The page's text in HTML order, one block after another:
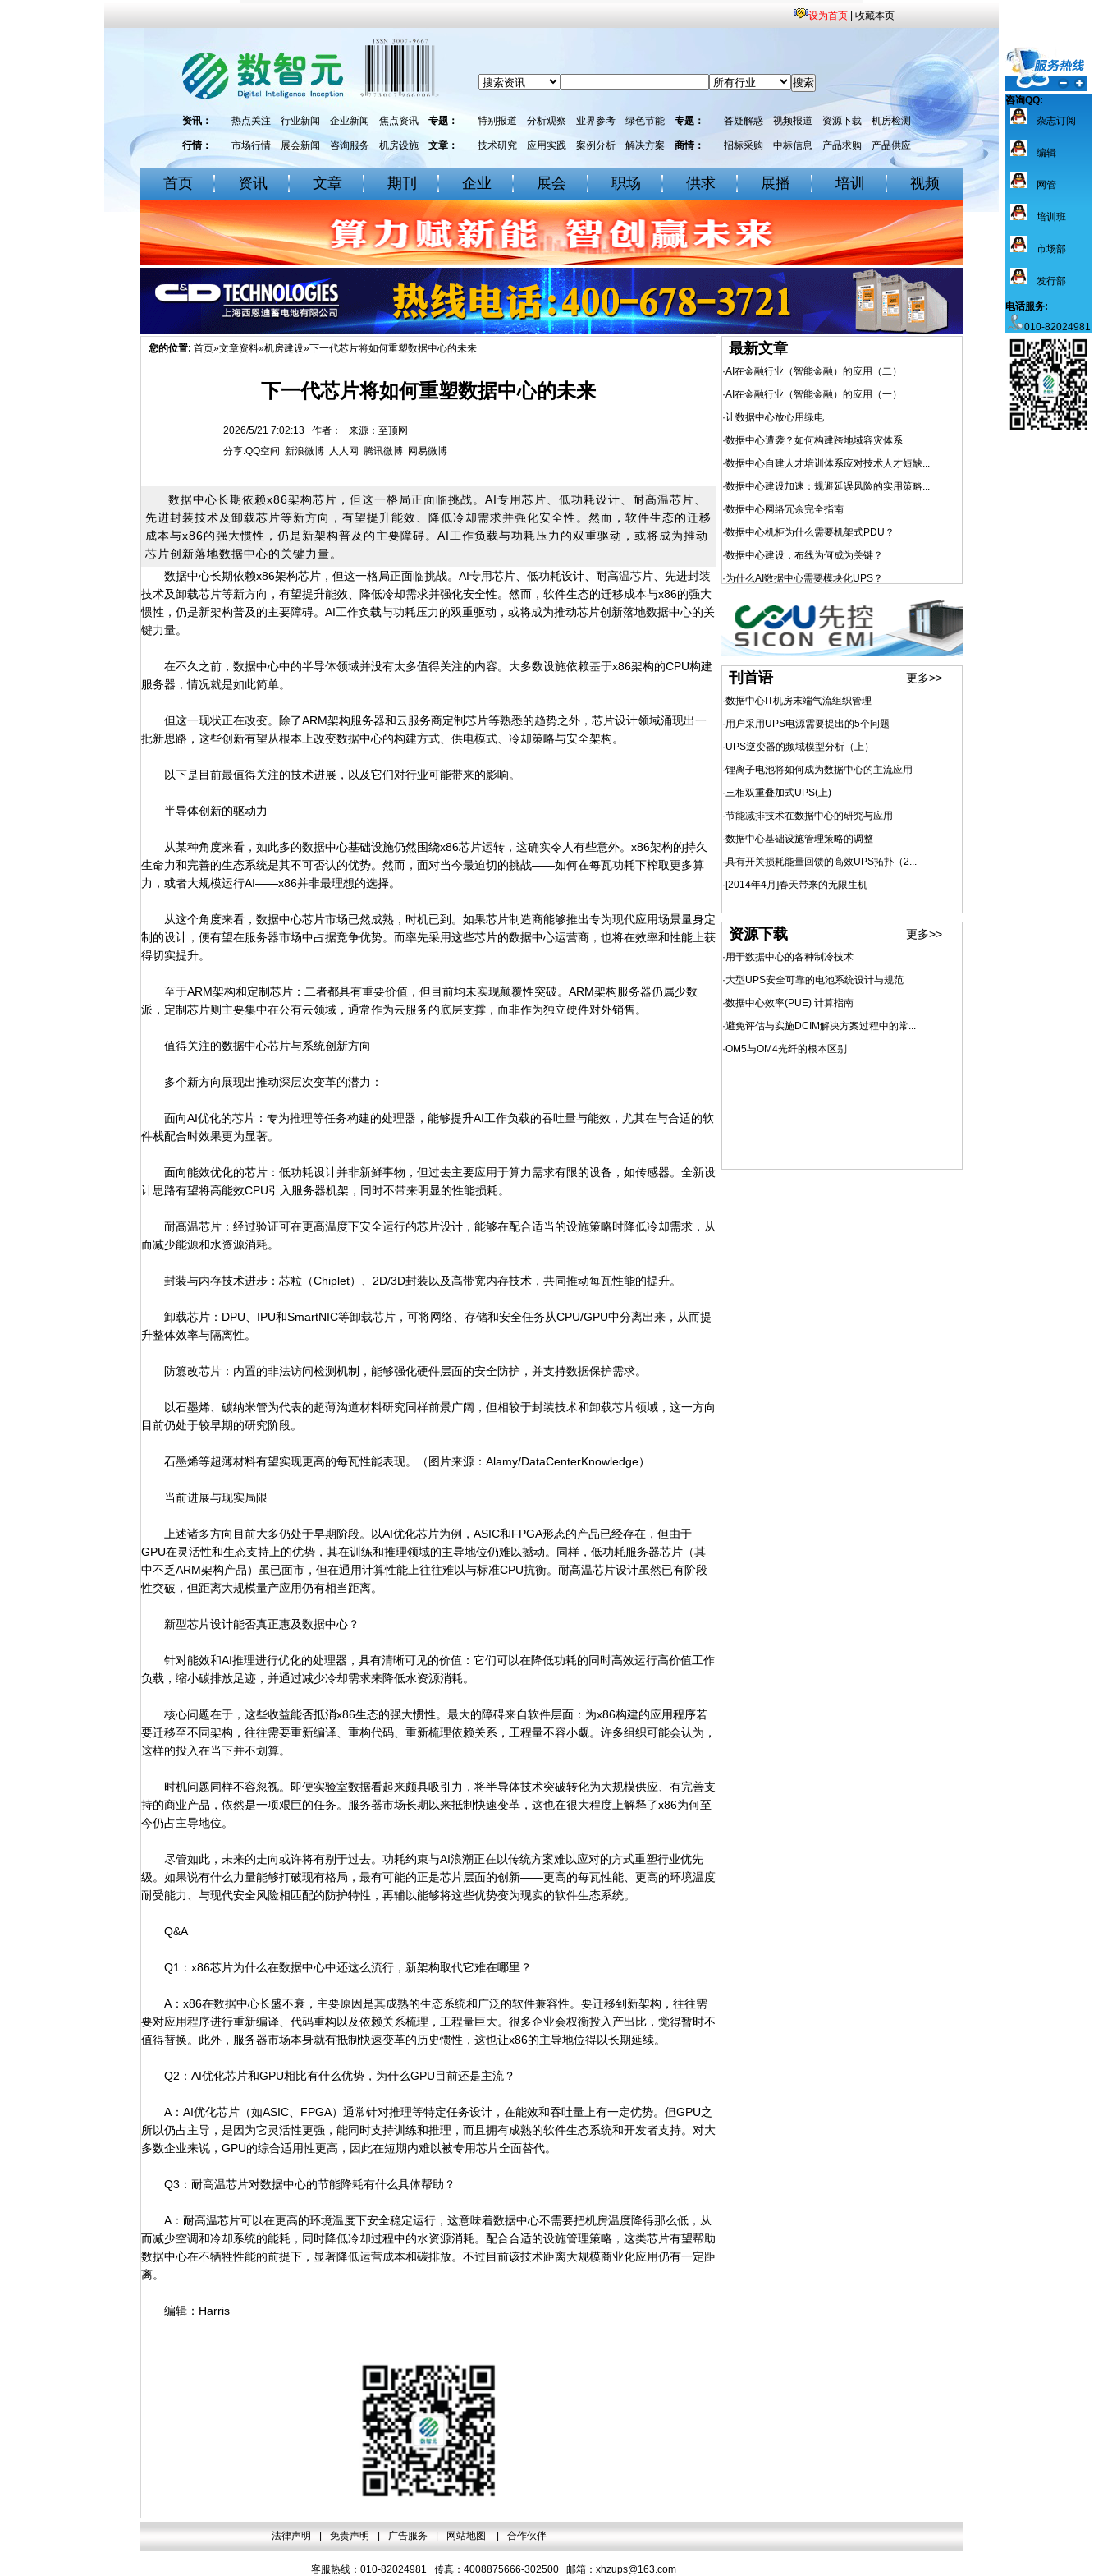
咨询QQ:
杂志订阅
编辑
网管
培训班
市场部
发行部
电话服务:
010-82024981
设为首页 收藏本页
资讯： 热点关注 行业新闻 企业新闻 焦点资讯 专题： 特别报道 分析观察 业界参考 绿色节能 专题： 答疑解惑 视频报道 资源下载 机房检测
行情： 市场行情 展会新闻 咨询服务 机房设施 文章： 技术研究 应用实践 案例分析 解决方案 商情： 招标采购 中标信息 产品求购 产品供应
首页 资讯 文章 期刊 企业 展会 职场 供求 展播 培训 视频
您的位置: 首页»文章资料»机房建设»下一代芯片将如何重塑数据中心的未来
下一代芯片将如何重塑数据中心的未来
2026/5/21 7:02:13 作者： 来源：至顶网
分享:QQ空间 新浪微博 人人网 腾讯微博 网易微博
数据中心长期依赖x86架构芯片，但这一格局正面临挑战。AI专用芯片、低功耗设计、耐高温芯片、
先进封装技术及卸载芯片等新方向，有望提升能效、降低冷却需求并强化安全性。然而，软件生态的迁移
成本与x86的强大惯性，仍是新架构普及的主要障碍。AI工作负载与功耗压力的双重驱动，或将成为推动
芯片创新落地数据中心的关键力量。
数据中心长期依赖x86架构芯片，但这一格局正面临挑战。AI专用芯片、低功耗设计、耐高温芯片、先进封装
技术及卸载芯片等新方向，有望提升能效、降低冷却需求并强化安全性。然而，软件生态的迁移成本与x86的强大
惯性，仍是新架构普及的主要障碍。AI工作负载与功耗压力的双重驱动，或将成为推动芯片创新落地数据中心的关
键力量。
在不久之前，数据中心中的半导体领域并没有太多值得关注的内容。大多数设施依赖基于x86架构的CPU构建
服务器，情况就是如此简单。
但这一现状正在改变。除了ARM架构服务器和云服务商定制芯片等熟悉的趋势之外，芯片设计领域涌现出一
批新思路，这些创新有望从根本上改变数据中心的构建方式、供电模式、冷却策略与安全架构。
以下是目前最值得关注的技术进展，以及它们对行业可能带来的影响。
半导体创新的驱动力
从某种角度来看，如此多的数据中心基础设施仍然围绕x86芯片运转，这确实令人有些意外。x86架构的持久
生命力和完善的生态系统是其不可否认的优势。然而，面对当今最迫切的挑战——如何在每瓦功耗下榨取更多算
力，或者大规模运行AI——x86并非最理想的选择。
从这个角度来看，数据中心芯片市场已然成熟，时机已到。如果芯片制造商能够推出专为现代应用场景量身定
制的设计，便有望在服务器市场中占据竞争优势。而率先采用这些芯片的数据中心运营商，也将在效率和性能上获
得切实提升。
至于ARM架构和定制芯片：二者都具有重要价值，但目前均未实现颠覆性突破。ARM架构服务器仍属少数
派，定制芯片则主要集中在公有云领域，通常作为云服务的底层支撑，而非作为独立硬件对外销售。
值得关注的数据中心芯片与系统创新方向
多个新方向展现出推动深层次变革的潜力：
面向AI优化的芯片：专为推理等任务构建的处理器，能够提升AI工作负载的吞吐量与能效，尤其在与合适的软
件栈配合时效果更为显著。
面向能效优化的芯片：低功耗设计并非新鲜事物，但过去主要应用于算力需求有限的设备，如传感器。全新设
计思路有望将高能效CPU引入服务器机架，同时不带来明显的性能损耗。
耐高温芯片：经过验证可在更高温度下安全运行的芯片设计，能够在配合适当的设施策略时降低冷却需求，从
而减少能源和水资源消耗。
封装与内存技术进步：芯粒（Chiplet）、2D/3D封装以及高带宽内存技术，共同推动每瓦性能的提升。
卸载芯片：DPU、IPU和SmartNIC等卸载芯片，可将网络、存储和安全任务从CPU/GPU中分离出来，从而提
升整体效率与隔离性。
防篡改芯片：内置的非法访问检测机制，能够强化硬件层面的安全防护，并支持数据保护需求。
以石墨烯、碳纳米管为代表的超薄沟道材料研究同样前景广阔，但相较于封装技术和卸载芯片领域，这一方向
目前仍处于较早期的研究阶段。
石墨烯等超薄材料有望实现更高的每瓦性能表现。（图片来源：Alamy/DataCenterKnowledge）
当前进展与现实局限
上述诸多方向目前大多仍处于早期阶段。以AI优化芯片为例，ASIC和FPGA形态的产品已经存在，但由于
GPU在灵活性和生态支持上的优势，其在训练和推理领域的主导地位仍难以撼动。同样，低功耗服务器芯片（其
中不乏ARM架构产品）虽已面市，但在通用计算性能上往往难以与标准CPU抗衡。耐高温芯片设计虽然已有阶段
性突破，但距离大规模量产应用仍有相当距离。
新型芯片设计能否真正惠及数据中心？
针对能效和AI推理进行优化的处理器，具有清晰可见的价值：它们可以在降低功耗的同时高效运行高价值工作
负载，缩小碳排放足迹，并通过减少冷却需求来降低水资源消耗。
核心问题在于，这些收益能否抵消x86生态的强大惯性。最大的障碍来自软件层面：为x86构建的应用程序若
要迁移至不同架构，往往需要重新编译、重构代码、重新梳理依赖关系，工程量不容小觑。许多组织可能会认为，
这样的投入在当下并不划算。
时机问题同样不容忽视。即便实验室数据看起来颇具吸引力，将半导体技术突破转化为大规模供应、有完善支
持的商业产品，依然是一项艰巨的任务。服务器市场长期以来抵制快速变革，这也在很大程度上解释了x86为何至
今仍占主导地位。
尽管如此，未来的走向或许将有别于过去。功耗约束与AI浪潮正在以传统方案难以应对的方式重塑行业优先
级。如果说有什么力量能够打破现有格局，最有可能的正是芯片层面的创新——更高的每瓦性能、更高的环境温度
耐受能力、与现代安全风险相匹配的防护特性，再辅以能够将这些优势变为现实的软件生态系统。
Q&A
Q1：x86芯片为什么在数据中心中还这么流行，新架构取代它难在哪里？
A：x86在数据中心长盛不衰，主要原因是其成熟的生态系统和广泛的软件兼容性。要迁移到新架构，往往需
要对应用程序进行重新编译、代码重构以及依赖关系梳理，工程量巨大。很多企业会权衡投入产出比，觉得暂时不
值得替换。此外，服务器市场本身就有抵制快速变革的历史惯性，这也让x86的主导地位得以长期延续。
Q2：AI优化芯片和GPU相比有什么优势，为什么GPU目前还是主流？
A：AI优化芯片（如ASIC、FPGA）通常针对推理等特定任务设计，在能效和吞吐量上有一定优势。但GPU之
所以仍占主导，是因为它灵活性更强，能同时支持训练和推理，而且拥有成熟的软件生态系统和开发者支持。对大
多数企业来说，GPU的综合适用性更高，因此在短期内难以被专用芯片全面替代。
Q3：耐高温芯片对数据中心的节能降耗有什么具体帮助？
A：耐高温芯片可以在更高的环境温度下安全稳定运行，这意味着数据中心不需要把机房温度降得那么低，从
而减少空调和冷却系统的能耗，同时降低冷却过程中的水资源消耗。配合合适的设施管理策略，这类芯片有望帮助
数据中心在不牺牲性能的前提下，显著降低运营成本和碳排放。不过目前该技术距离大规模商业化应用仍有一定距
离。
编辑：Harris
最新文章
·AI在金融行业（智能金融）的应用（二）
·AI在金融行业（智能金融）的应用（一）
·让数据中心放心用绿电
·数据中心遭袭？如何构建跨地域容灾体系
·数据中心自建人才培训体系应对技术人才短缺...
·数据中心建设加速：规避延误风险的实用策略...
·数据中心网络冗余完全指南
·数据中心机柜为什么需要机架式PDU？
·数据中心建设，布线为何成为关键？
·为什么AI数据中心需要模块化UPS？
刊首语 更多>>
·数据中心IT机房末端气流组织管理
·用户采用UPS电源需要提出的5个问题
·UPS逆变器的频域模型分析（上）
·锂离子电池将如何成为数据中心的主流应用
·三相双重叠加式UPS(上)
·节能减排技术在数据中心的研究与应用
·数据中心基础设施管理策略的调整
·具有开关损耗能量回馈的高效UPS拓扑（2...
·[2014年4月]春天带来的无限生机
资源下载 更多>>
·用于数据中心的各种制冷技术
·大型UPS安全可靠的电池系统设计与规范
·数据中心效率(PUE) 计算指南
·避免评估与实施DCIM解决方案过程中的常...
·OM5与OM4光纤的根本区别
法律声明 免责声明 广告服务 网站地图 合作伙伴
客服热线：010-82024981 传真：4008875666-302500 邮箱： xhzups@163.com